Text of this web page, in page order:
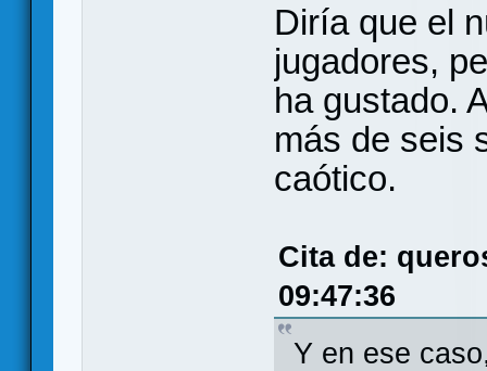
Diría que el
jugadores,
ha gustado.
más de seis
caótico.
Cita de:
09:47:36
Y en ese